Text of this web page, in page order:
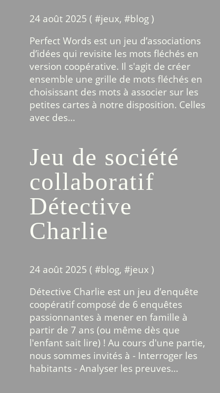
24 août 2025 ( #jeux, #blog )
Perfect Words est un jeu d’associations
d’idées qui revisite les mots fléchés en
version coopérative. Il s'agit de créer
ensemble une grille de mots fléchés en
choisissant des mots à associer sur les
petites cartes à notre disposition. Celles
avec des...
Jeu de société
collaboratif
Détective
Charlie
24 août 2025 ( #blog, #jeux )
Détective Charlie est un jeu d’enquête
coopératif composé de 6 enquêtes
passionnantes à mener en famille à
partir de 7 ans (ou même dès que
l'enfant sait lire) ! Au cours d'une partie,
nous sommes invités à - Interroger les
habitants - Analyser les preuves...